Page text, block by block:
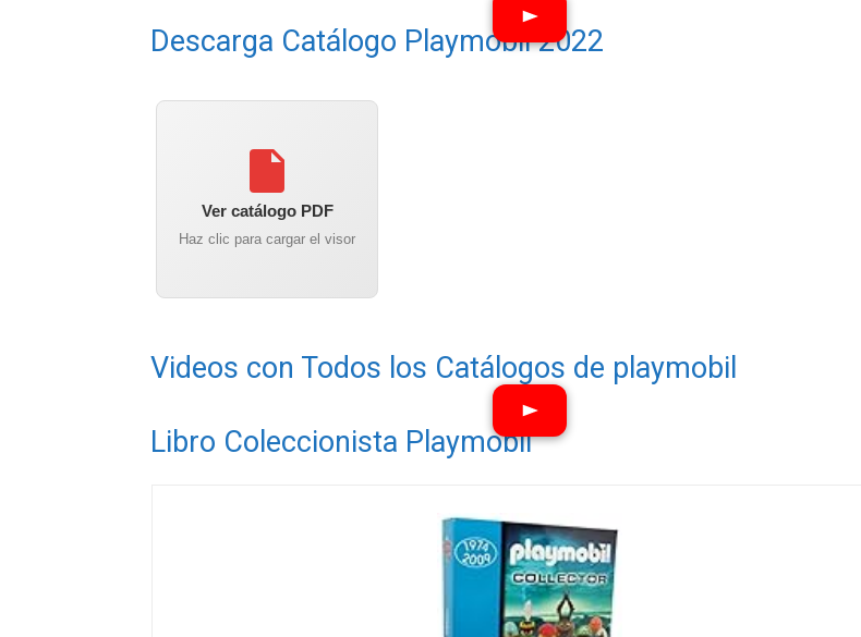
Descarga Catálogo Playmobil 2022
Ver catálogo PDF
Haz clic para cargar el visor
Videos con Todos los Catálogos de playmobil
Libro Coleccionista Playmobil